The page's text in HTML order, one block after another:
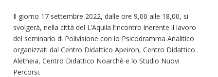
Il giorno 17 settembre 2022, dalle ore 9,00 alle 18,00, si
svolgerà, nella città del L’Aquila l’incontro inerente il lavoro
del seminario di Polivisione con lo Psicodramma Analitico
organizzati dal Centro Didattico Apeiron, Centro Didattico
Aletheia, Centro Didattico Noarchè e lo Studio Nuovi
Percorsi.